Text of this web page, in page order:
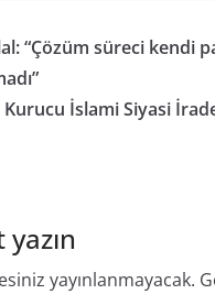
“Çözüm süreci kendi
Kurucu İslami Siyasi
yazın
yayınlanmayacak.